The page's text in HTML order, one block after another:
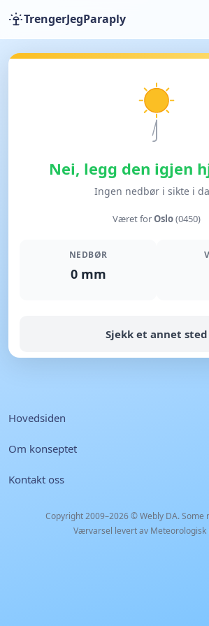
TrengerJegParaply
Nei, legg den igjen
Ingen nedbør i sikte i
Været forOslo(0450)
NEDBØR
0 mm
Sjekk et annet sted
Hovedsiden
Om konseptet
Kontakt oss
Copyright 2009–2026 ©Webly DA. Some
Værvarsel levert av Meteorologisk